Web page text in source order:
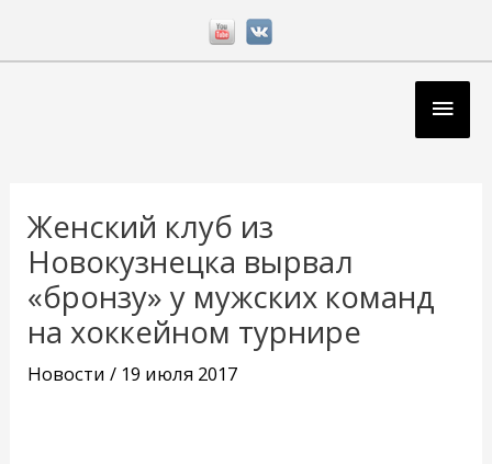
Женский клуб из
Новокузнецка вырвал
«бронзу» у мужских команд
на хоккейном турнире
Новости / 19 июля 2017
записям